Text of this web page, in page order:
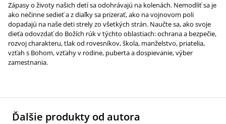
Zápasy o životy našich detí sa odohrávajú na kolenách. Nemodliť sa je
ako nečinne sedieť a z diaľky sa prizerať, ako na vojnovom poli
dopadajú na naše deti strely zo všetkých strán. Naučte sa, ako svoje
dieťa odovzdať do Božích rúk v týchto oblastiach: ochrana a bezpečie,
rozvoj charakteru, tlak od rovesníkov, škola, manželstvo, priatelia,
vzťah s Bohom, vzťahy v rodine, puberta a dospievanie, výber
zamestnania.
Ďalšie produkty od autora